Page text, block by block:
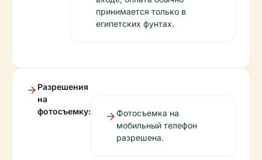
принимается только в
египетских фунтах.
Разрешения
на
фотосъемку:
Фотосъемка на
мобильный телефон
разрешена.